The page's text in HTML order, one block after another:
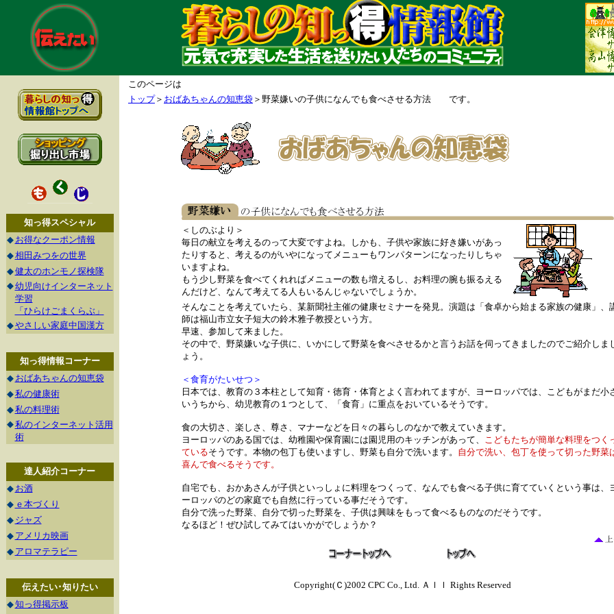
知っ得スペシャル
◆ お得なクーポン情報
◆相田みつをの世界
◆健太のホンモノ探検隊
◆幼児向けインターネット
学習
「ひらけごまくらぶ」
◆やさしい家庭中国漢方
知っ得情報コーナー
◆ おばあちゃんの知恵袋
◆私の健康術
◆私の料理術
◆私のインターネット活用
術
達人紹介コーナー
◆ お酒
◆ ｅ本づくり
◆ ジャズ
◆ アメリカ映画
◆ アロマテラピー
伝えたい･知りたい
◆知っ得掲示板
このページは
トップ＞ おばあちゃんの知恵袋 ＞野菜嫌いの子供になんでも食べさせる方法 です。
＜しのぶより＞
毎日の献立を考えるのって大変ですよね。しかも、子供や家族に好き嫌いがあっ
たりすると、考えるのがいやになってメニューもワンパターンになったりしちゃ
いますよね。
もう少し野菜を食べてくれればメニューの数も増えるし、お料理の腕も振るえる
んだけど、なんて考えてる人もいるんじゃないでしょうか。
そんなことを考えていたら、某新聞社主催の健康セミナーを発見。演題は「食卓から始まる家族の健康」、
師は福山市立女子短大の鈴木雅子教授という方。
早速、参加して来ました。
その中で、野菜嫌いな子供に、いかにして野菜を食べさせるかと言うお話を伺ってきましたのでご紹介しま
ょう。
＜食育がたいせつ＞
日本では、教育の３本柱として知育・徳育・体育とよく言われてますが、ヨーロッパでは、こどもがまだ小
いうちから、幼児教育の１つとして、「食育」に重点をおいているそうです。
食の大切さ、楽しさ、尊さ、マナーなどを日々の暮らしのなかで教えていきます。
ヨーロッパのある国では、幼稚園や保育園には園児用のキッチンがあって、 こどもたちが簡単な料理をつく
ているそうです。 本物の包丁も使いますし、野菜も自分で洗います。 自分で洗い、包丁を使って切った野菜
喜んで食べるそうです。
自宅でも、おかあさんが子供といっしょに料理をつくって、なんでも食べる子供に育てていくという事は、
ーロッパのどの家庭でも自然に行っている事だそうです。
自分で洗った野菜、自分で切った野菜を、子供は興味をもって食べるものなのだそうです。
なるほど！ぜひ試してみてはいかがでしょうか？
Copyright(Ｃ)2002 CPC Co., Ltd. Ａｌｌ Rights Reserved